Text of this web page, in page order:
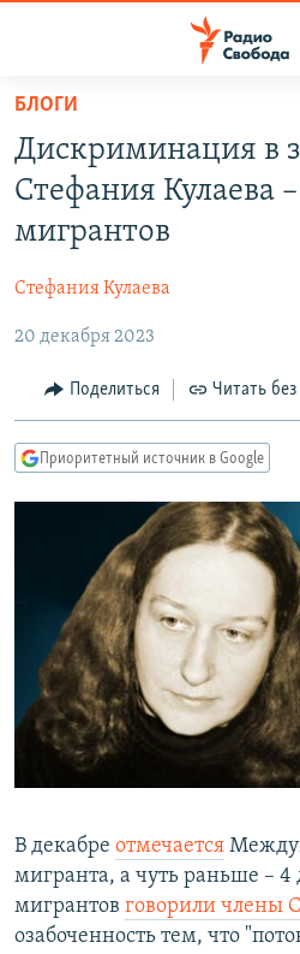
упрощенного
доступа
Вернуться
основному
Вернутся
навигации
Вернутся
поиску
ПОДКАСТЫ
АВТОРСКИЕ ПРОЕКТЫ
МНЕНИЯ
КУЛЬТУРА
IDEL.РЕАЛИИ
СЕВЕР.РЕАЛИИ
СИБИРЬ.РЕАЛИИ
РАСПИСАНИЕ ВЕЩАНИЯ
ПОДПИШИТЕСЬ НА
СОЦИАЛЬНЫЕ СЕТИ
Все сайты РСЕ/РС
БЛОГИ
Дискриминация в
Стефания Кулаева
мигрантов
Стефания Кулаева
20 декабря 2023
Поделиться Читать без
Приоритетный источник в Google
В декабре отмечается
мигранта, а чуть раньше – 4
мигрантов говорили члены
озабоченность тем, что